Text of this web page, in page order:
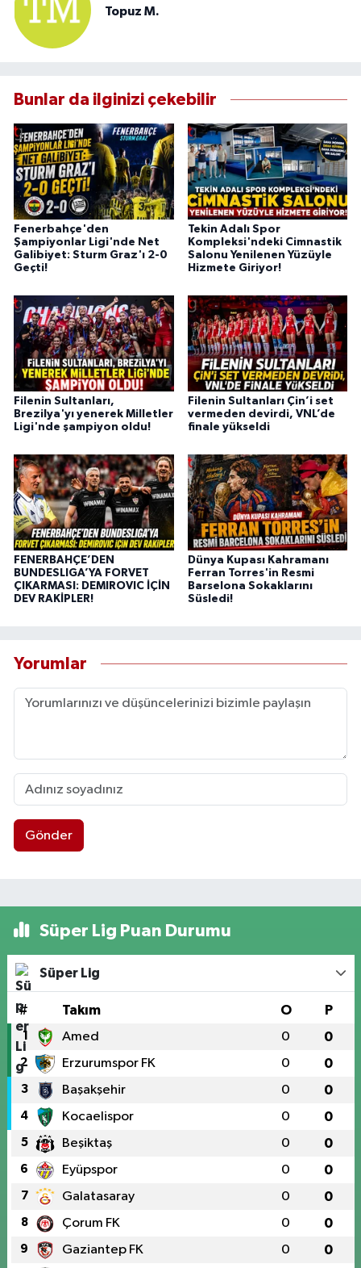
Topuz M.
Bunlar da ilginizi çekebilir
Fenerbahçe'den
Şampiyonlar Ligi'nde Net
Galibiyet: Sturm Graz'ı 2-0
Geçti!
Tekin Adalı Spor
Kompleksi'ndeki Cimnastik
Salonu Yenilenen Yüzüyle
Hizmete Giriyor!
Filenin Sultanları,
Brezilya'yı yenerek Milletler
Ligi'nde şampiyon oldu!
Filenin Sultanları Çin’i set
vermeden devirdi, VNL’de
finale yükseldi
FENERBAHÇE’DEN
BUNDESLIGA’YA FORVET
ÇIKARMASI: DEMIROVIC İÇİN
DEV RAKİPLER!
Dünya Kupası Kahramanı
Ferran Torres'in Resmi
Barselona Sokaklarını
Süsledi!
Yorumlar
Gönder
Süper Lig Puan Durumu
Süper Lig
# Takım O P
1 Amed 0 0
2 Erzurumspor FK 0 0
3 Başakşehir 0 0
4 Kocaelispor 0 0
5 Beşiktaş 0 0
6 Eyüpspor 0 0
7 Galatasaray 0 0
8 Çorum FK 0 0
9 Gaziantep FK 0 0